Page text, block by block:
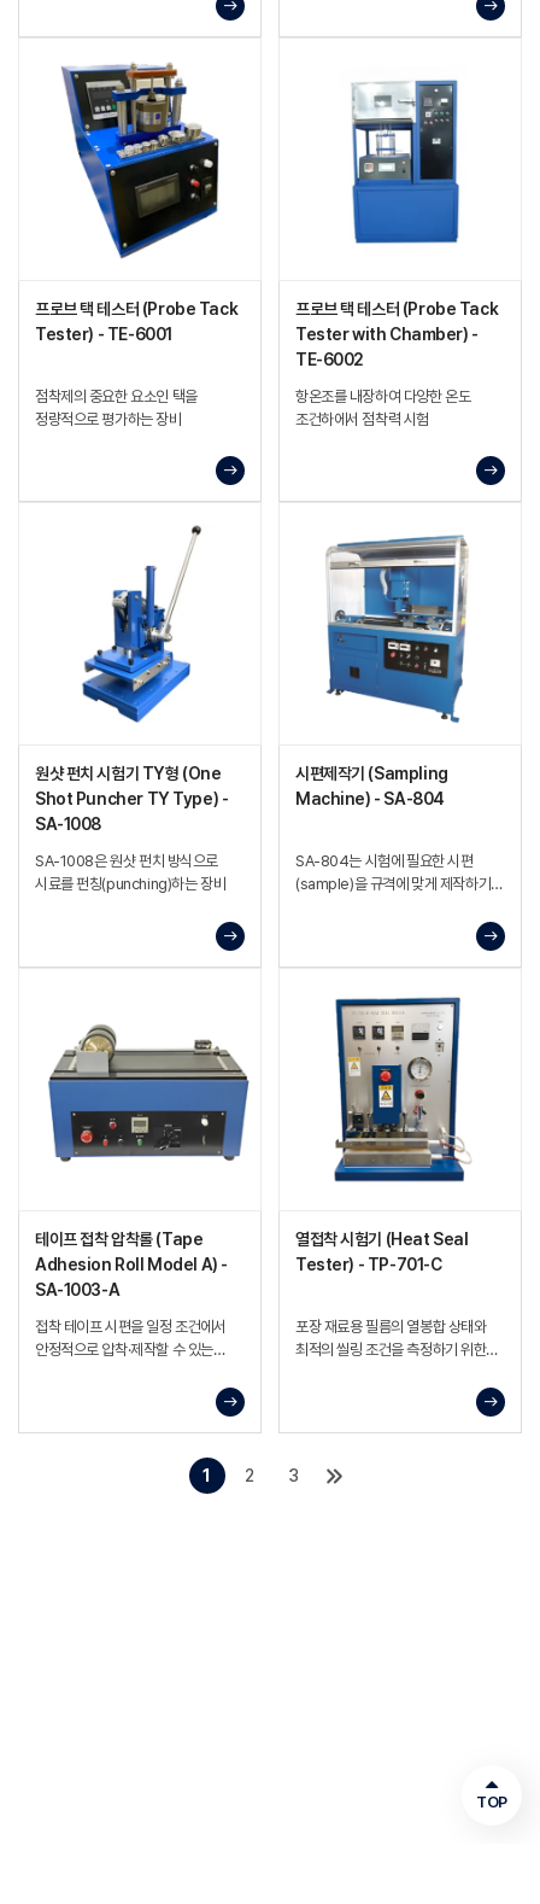
프로브 택 테스터 (Probe Tack
Tester) - TE-6001
점착제의 중요한 요소인 택을
정량적으로 평가하는 장비
프로브 택 테스터 (Probe Tack
Tester with Chamber) -
TE-6002
항온조를 내장하여 다양한 온도
조건하에서 점착력 시험
원샷 펀치 시험기 TY형 (One
Shot Puncher TY Type) -
SA-1008
SA-1008은 원샷 펀치 방식으로
시료를 펀칭(punching)하는 장비
시편제작기 (Sampling
Machine) - SA-804
SA-804는 시험에 필요한 시편
(sample)을 규격에 맞게 제작하기
테이프 접착 압착롤 (Tape
Adhesion Roll Model A) -
SA-1003-A
접착 테이프 시편을 일정 조건에서
안정적으로 압착·제작할 수 있는
열접착 시험기 (Heat Seal
Tester) - TP-701-C
포장 재료용 필름의 열봉합 상태와
최적의 씰링 조건을 측정하기 위한
1 2 3
TOP